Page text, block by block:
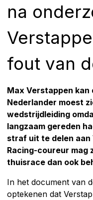
na
fout van
Max Verstappen kan
Nederlander moest
wedstrijdleiding
langzaam gereden
straf uit te delen aan
Racing-coureur mag
thuisrace dan ook
In het document van
optekenen dat